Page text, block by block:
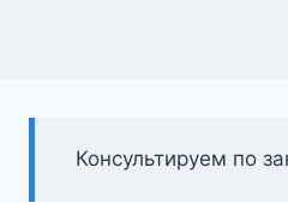
Консультируем по